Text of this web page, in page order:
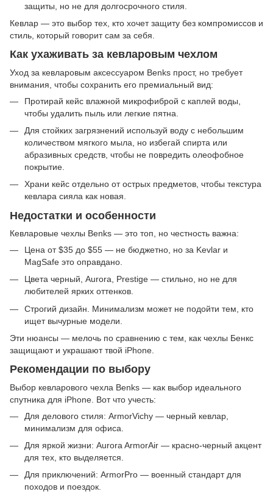
защиты, но не для долгосрочного стиля.
Кевлар — это выбор тех, кто хочет защиту без компромиссов и
стиль, который говорит сам за себя.
Как ухаживать за кевларовым чехлом
Уход за кевларовым аксессуаром Benks прост, но требует
внимания, чтобы сохранить его премиальный вид:
Протирай кейс влажной микрофиброй с каплей воды,
чтобы удалить пыль или легкие пятна.
Для стойких загрязнений используй воду с небольшим
количеством мягкого мыла, но избегай спирта или
абразивных средств, чтобы не повредить олеофобное
покрытие.
Храни кейс отдельно от острых предметов, чтобы текстура
кевлара сияла как новая.
Недостатки и особенности
Кевларовые чехлы Benks — это топ, но честность важна:
Цена от $35 до $55 — не бюджетно, но за Kevlar и
MagSafe это оправдано.
Цвета черный, Aurora, Prestige — стильно, но не для
любителей ярких оттенков.
Строгий дизайн. Минимализм может не подойти тем, кто
ищет вычурные модели.
Эти нюансы — мелочь по сравнению с тем, как чехлы Бенкс
защищают и украшают твой iPhone.
Рекомендации по выбору
Выбор кевларового чехла Benks — как выбор идеального
спутника для iPhone. Вот что учесть:
Для делового стиля: ArmorVichy — черный кевлар,
минимализм для офиса.
Для яркой жизни: Aurora ArmorAir — красно-черный акцент
для тех, кто выделяется.
Для приключений: ArmorPro — военный стандарт для
походов и поездок.